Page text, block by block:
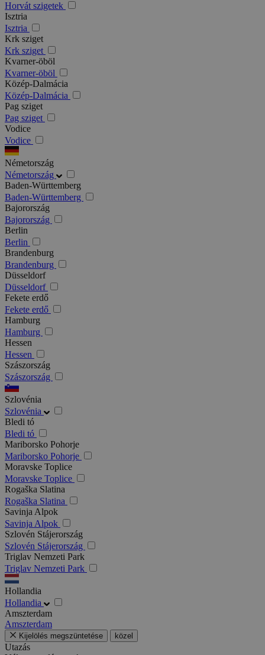
Horvát szigetek
Isztria
Isztria
Krk sziget
Krk sziget
Kvarner-öböl
Kvarner-öböl
Közép-Dalmácia
Közép-Dalmácia
Pag sziget
Pag sziget
Vodice
Vodice
Németország
Németország
Baden-Württemberg
Baden-Württemberg
Bajorország
Bajorország
Berlin
Berlin
Brandenburg
Brandenburg
Düsseldorf
Düsseldorf
Fekete erdő
Fekete erdő
Hamburg
Hamburg
Hessen
Hessen
Szászország
Szászország
Szlovénia
Szlovénia
Bledi tó
Bledi tó
Mariborsko Pohorje
Mariborsko Pohorje
Moravske Toplice
Moravske Toplice
Rogaška Slatina
Rogaška Slatina
Savinja Alpok
Savinja Alpok
Szlovén Stájerország
Szlovén Stájerország
Triglav Nemzeti Park
Triglav Nemzeti Park
Hollandia
Hollandia
Amszterdam
Amszterdam
Kijelölés megszüntetése közel
Utazás